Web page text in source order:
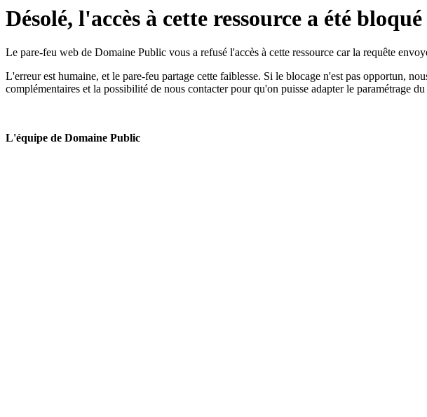
Désolé, l'accès à cette ressource a été bloqué
Le pare-feu web de Domaine Public vous a refusé l'accès à cette ressource car la requête
L'erreur est humaine, et le pare-feu partage cette faiblesse. Si le blocage n'est pas opportun,
complémentaires et la possibilité de nous contacter pour qu'on puisse adapter le paramétrage
L'équipe de Domaine Public